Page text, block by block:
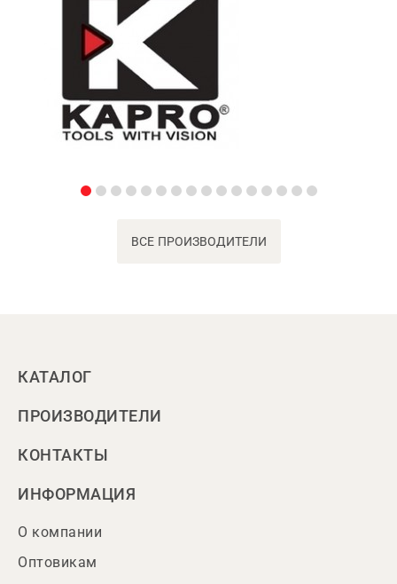
ВСЕ ПРОИЗВОДИТЕЛИ
КАТАЛОГ
ПРОИЗВОДИТЕЛИ
КОНТАКТЫ
ИНФОРМАЦИЯ
О компании
Оптовикам